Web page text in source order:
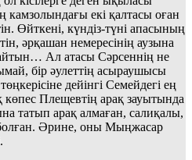
екі қалтасы оған
Өйткені, күндіз-түні апасының
әрқашан немересінің аузына
Ал атасы Сәрсеннің не
бір әулеттің асыраушысы
дейінгі Семейдегі ең
Плещевтің арақ зауытында
татып арақ алмаған, салиқалы,
Әрине, оны Мыңжасар